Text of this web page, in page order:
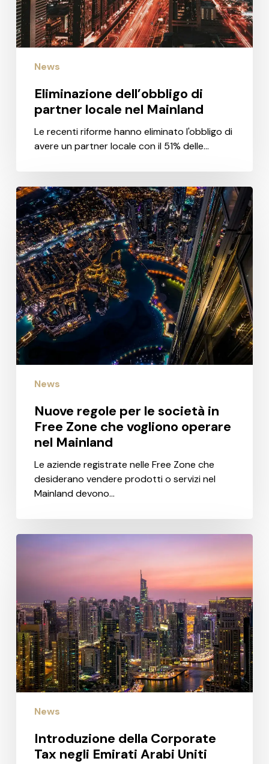
News
Eliminazione dell’obbligo di
partner locale nel Mainland
Le recenti riforme hanno eliminato l'obbligo di
avere un partner locale con il 51% delle…
Nuove
regole
per
le
società
in
Free
Zone
che
vogliono
operare
nel
Mainland
News
Nuove regole per le società in
Free Zone che vogliono operare
nel Mainland
Le aziende registrate nelle Free Zone che
desiderano vendere prodotti o servizi nel
Mainland devono…
Introduzione
negli
Emirati
Arabi
Uniti
News
Introduzione della Corporate
Tax negli Emirati Arabi Uniti